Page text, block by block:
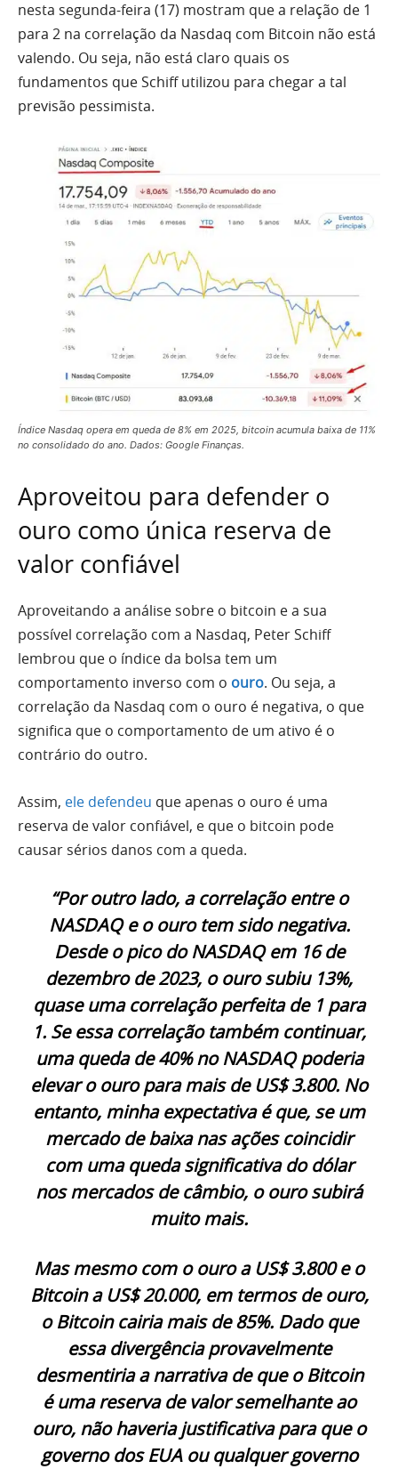
nesta segunda-feira (17) mostram que a relação de 1
para 2 na correlação da Nasdaq com Bitcoin não está
valendo. Ou seja, não está claro quais os
fundamentos que Schiff utilizou para chegar a tal
previsão pessimista.
Índice Nasdaq opera em queda de 8% em 2025, bitcoin acumula baixa de 11%
no consolidado do ano. Dados: Google Finanças.
Aproveitou para defender o
ouro como única reserva de
valor confiável
Aproveitando a análise sobre o bitcoin e a sua
possível correlação com a Nasdaq, Peter Schiff
lembrou que o índice da bolsa tem um
comportamento inverso com o ouro. Ou seja, a
correlação da Nasdaq com o ouro é negativa, o que
significa que o comportamento de um ativo é o
contrário do outro.
Assim, ele defendeu que apenas o ouro é uma
reserva de valor confiável, e que o bitcoin pode
causar sérios danos com a queda.
“Por outro lado, a correlação entre o
NASDAQ e o ouro tem sido negativa.
Desde o pico do NASDAQ em 16 de
dezembro de 2023, o ouro subiu 13%,
quase uma correlação perfeita de 1 para
1. Se essa correlação também continuar,
uma queda de 40% no NASDAQ poderia
elevar o ouro para mais de US$ 3.800. No
entanto, minha expectativa é que, se um
mercado de baixa nas ações coincidir
com uma queda significativa do dólar
nos mercados de câmbio, o ouro subirá
muito mais.
Mas mesmo com o ouro a US$ 3.800 e o
Bitcoin a US$ 20.000, em termos de ouro,
o Bitcoin cairia mais de 85%. Dado que
essa divergência provavelmente
desmentiria a narrativa de que o Bitcoin
é uma reserva de valor semelhante ao
ouro, não haveria justificativa para que o
governo dos EUA ou qualquer governo